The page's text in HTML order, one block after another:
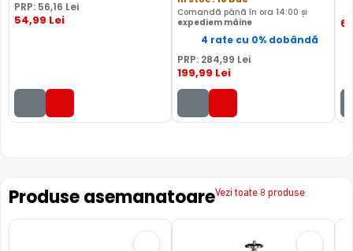
PRP: 56,16 Lei
54,99 Lei
Comandă până în ora 14:00 și
expediem mâine
4 rate cu 0% dobândă
PRP: 284,99 Lei
199,99 Lei
Produse asemanatoareVezi toate 8 produse